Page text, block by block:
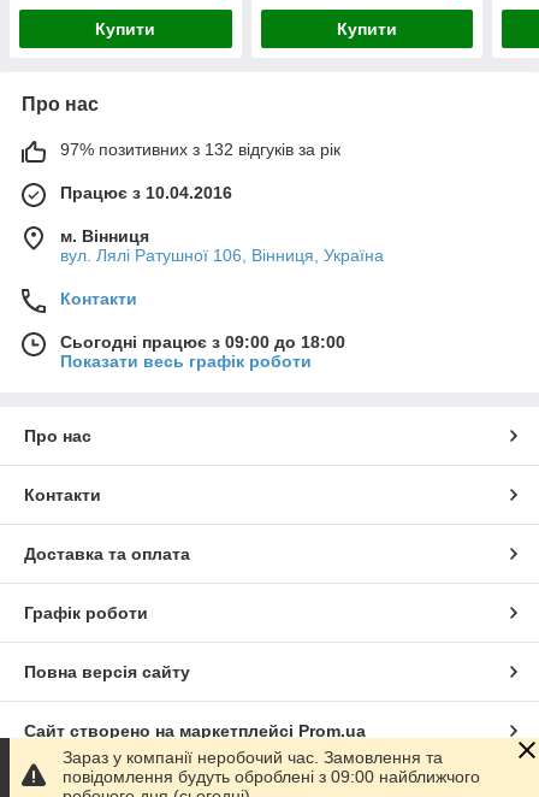
Купити Купити
Про нас
97% позитивних з 132 відгуків за рік
Працює з 10.04.2016
м. Вінниця
вул. Лялі Ратушної 106, Вінниця, Україна
Контакти
Сьогодні працює з 09:00 до 18:00
Показати весь графік роботи
Про нас
Контакти
Доставка та оплата
Графік роботи
Повна версія сайту
Сайт створено на маркетплейсі Prom.ua
Політика конфіденційності
Зараз у компанії неробочий час. Замовлення та
повідомлення будуть оброблені з 09:00 найближчого